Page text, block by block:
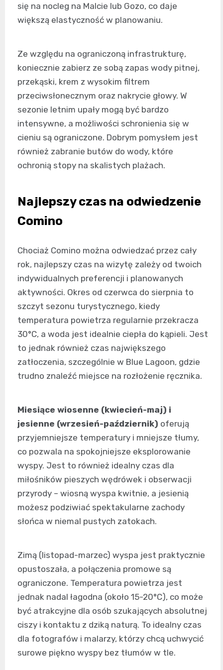
się na nocleg na Malcie lub Gozo, co daje
większą elastyczność w planowaniu.
Ze względu na ograniczoną infrastrukturę,
koniecznie zabierz ze sobą zapas wody pitnej,
przekąski, krem z wysokim filtrem
przeciwsłonecznym oraz nakrycie głowy. W
sezonie letnim upały mogą być bardzo
intensywne, a możliwości schronienia się w
cieniu są ograniczone. Dobrym pomysłem jest
również zabranie butów do wody, które
ochronią stopy na skalistych plażach.
Najlepszy czas na odwiedzenie
Comino
Chociaż Comino można odwiedzać przez cały
rok, najlepszy czas na wizytę zależy od twoich
indywidualnych preferencji i planowanych
aktywności. Okres od czerwca do sierpnia to
szczyt sezonu turystycznego, kiedy
temperatura powietrza regularnie przekracza
30°C, a woda jest idealnie ciepła do kąpieli. Jest
to jednak również czas największego
zatłoczenia, szczególnie w Blue Lagoon, gdzie
trudno znaleźć miejsce na rozłożenie ręcznika.
Miesiące wiosenne (kwiecień-maj) i
jesienne (wrzesień-październik) oferują
przyjemniejsze temperatury i mniejsze tłumy,
co pozwala na spokojniejsze eksplorowanie
wyspy. Jest to również idealny czas dla
miłośników pieszych wędrówek i obserwacji
przyrody – wiosną wyspa kwitnie, a jesienią
możesz podziwiać spektakularne zachody
słońca w niemal pustych zatokach.
Zimą (listopad-marzec) wyspa jest praktycznie
opustoszała, a połączenia promowe są
ograniczone. Temperatura powietrza jest
jednak nadal łagodna (około 15-20°C), co może
być atrakcyjne dla osób szukających absolutnej
ciszy i kontaktu z dziką naturą. To idealny czas
dla fotografów i malarzy, którzy chcą uchwycić
surowe piękno wyspy bez tłumów w tle.